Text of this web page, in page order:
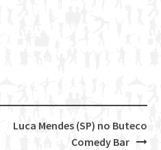
Luca Mendes (SP) no Buteco
Comedy Bar